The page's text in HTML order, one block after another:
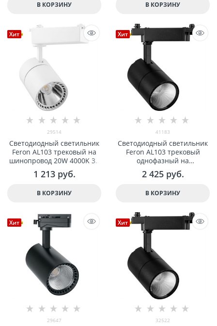
В КОРЗИНУ В КОРЗИНУ
Хит
29514
Светодиодный светильник
Feron AL103 трековый на
шинопровод 20W 4000K 35
градусов белый арт 29514
1 213 руб.
В КОРЗИНУ
Хит
41183
Светодиодный светильник
Feron AL103 трековый
однофазный на
шинопровод 40W 4000K
3600Lm, 35 градусов,
2 425 руб.
В КОРЗИНУ
Хит
29647
Хит
32522